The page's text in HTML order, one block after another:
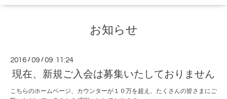
お知らせ
2016 /09 /09 11:24
現在、新規ご入会は募集いたしておりません
こちらのホームページ、カウンターが１０万を超え、たくさんの皆さまにご